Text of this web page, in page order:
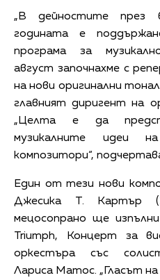
„В дейностите през
годината е
програма за
август започнахме с
на нови оригинални
главният диригент на
„Целта е да
музикалните идеи
композитори“,
Един от тези нови
Джесика Т. Картър
мецосопрано ще
Triumph, Концерт за
оркестъра със
Лариса Матос. „Гласът